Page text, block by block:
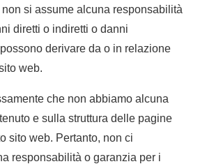
non si assume alcuna responsabilità
diretti o indiretti o danni
derivare da o in relazione
web.
che non abbiamo alcuna
e sulla struttura delle pagine
sito web. Pertanto, non ci
responsabilità o garanzia per i